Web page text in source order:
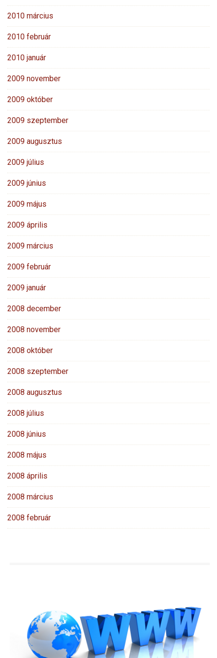
2010 március
2010 február
2010 január
2009 november
2009 október
2009 szeptember
2009 augusztus
2009 július
2009 június
2009 május
2009 április
2009 március
2009 február
2009 január
2008 december
2008 november
2008 október
2008 szeptember
2008 augusztus
2008 július
2008 június
2008 május
2008 április
2008 március
2008 február